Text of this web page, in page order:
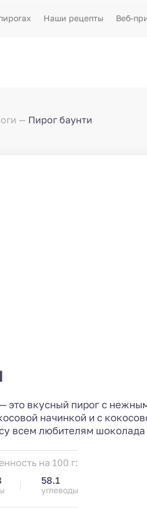
Наши рецепты Веб-
Пирог баунти
это вкусный пирог с
начинкой и с
всем любителям
на 100 г:
58.1
углеводы